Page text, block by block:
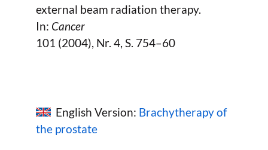
external beam radiation therapy.
In: Cancer
101 (2004), Nr. 4, S. 754–60
English Version: Brachytherapy of
the prostate